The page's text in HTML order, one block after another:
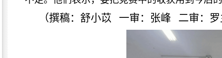
（撰稿：舒小苡 一审：张峰 二审：